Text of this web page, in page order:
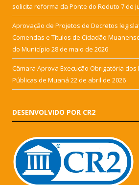
solicita reforma da Ponte do Reduto 7 de
Aprovação de Projetos de Decretos
Comendas e Títulos de Cidadão
do Município 28 de maio de 2026
Câmara Aprova Execução Obrigatória dos
Públicas de Muaná 22 de abril de 2026
DESENVOLVIDO POR CR2